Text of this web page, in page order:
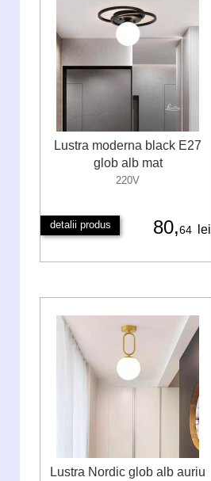
Lustra moderna black E27
glob alb mat
220V
detalii produs 80,64 lei
Lustra Nordic glob alb auriu